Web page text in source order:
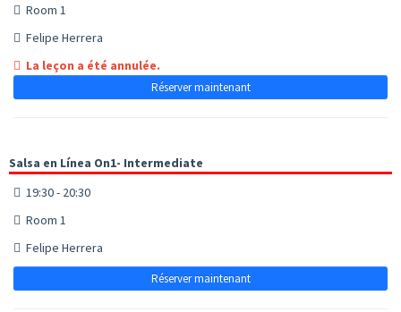
Room 1
Felipe Herrera
La leçon a été annulée.
Réserver maintenant
Salsa en Línea On1- Intermediate
19:30 - 20:30
Room 1
Felipe Herrera
Réserver maintenant